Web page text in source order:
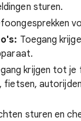
sturen.
Toegang
krijgen tot
fietsen,
sturen en